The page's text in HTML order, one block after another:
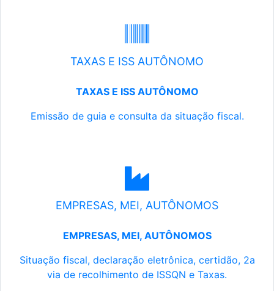
TAXAS E ISS AUTÔNOMO
TAXAS E ISS AUTÔNOMO
Emissão de guia e consulta da situação fiscal.
EMPRESAS, MEI, AUTÔNOMOS
EMPRESAS, MEI, AUTÔNOMOS
Situação fiscal, declaração eletrônica, certidão, 2a
via de recolhimento de ISSQN e Taxas.